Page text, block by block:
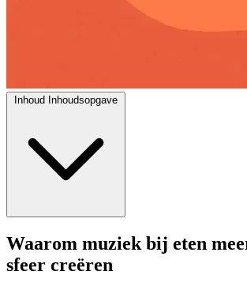
Inhoud Inhoudsopgave
Waarom muziek bij eten
sfeer creëren